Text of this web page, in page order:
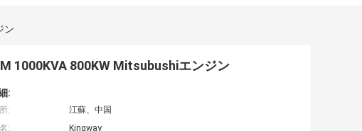
ン
1000KVA 800KW Mitsubushiエンジン
:
:
江蘇、中国
:
Kingway